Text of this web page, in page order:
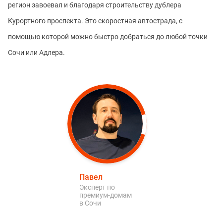
регион завоевал и благодаря строительству дублера
Курортного проспекта. Это скоростная автострада, с
помощью которой можно быстро добраться до любой точки
Сочи или Адлера.
Павел
Эксперт по
премиум-домам
в Сочи